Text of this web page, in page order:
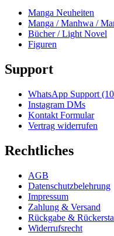
Manga Neuheiten
Manga / Manhwa /
Bücher / Light Novel
Figuren
Support
WhatsApp Support
Instagram DMs
Kontakt Formular
Vertrag widerrufen
Rechtliches
AGB
Datenschutzbelehrung
Impressum
Zahlung & Versand
Rückgabe &
Widerrufsrecht